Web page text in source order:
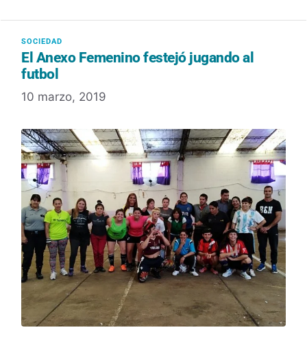
El Anexo Femenino festejó jugando al
futbol
10 marzo, 2019